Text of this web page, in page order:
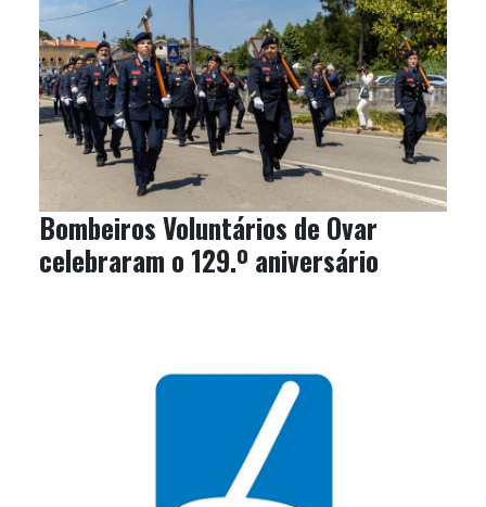
Bombeiros Voluntários de Ovar
celebraram o 129.º aniversário